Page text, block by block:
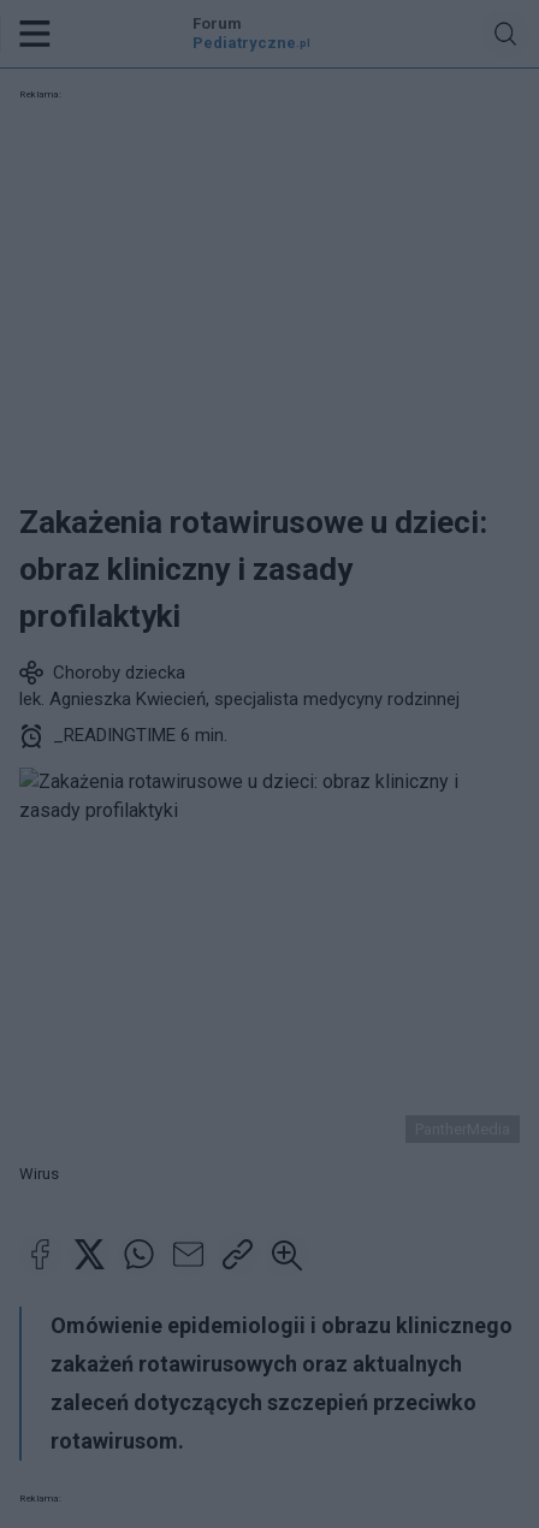
Forum
Pediatryczne .pl
Reklama:
Zakażenia rotawirusowe u dzieci:
obraz kliniczny i zasady
profilaktyki
Choroby dziecka
lek. Agnieszka Kwiecień, specjalista medycyny rodzinnej
_READINGTIME 6 min.
Wirus
Omówienie epidemiologii i obrazu klinicznego
zakażeń rotawirusowych oraz aktualnych
zaleceń dotyczących szczepień przeciwko
rotawirusom.
Reklama: